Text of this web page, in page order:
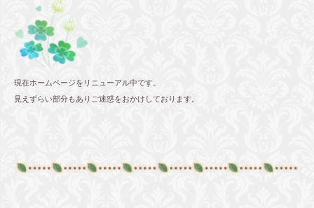
現在ホームページをリニューアル中です。
見えずらい部分もありご迷惑をおかけしております。